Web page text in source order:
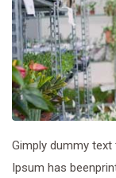
Gimply dummy
Ipsum has